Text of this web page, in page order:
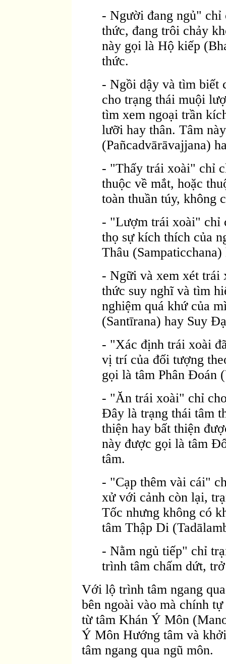
- Người đang ngủ" chỉ
thức, đang trôi chảy
này gọi là Hộ kiếp
thức.
- Ngồi dậy và tìm biết
cho trạng thái muội
tìm xem ngoại trần
lưỡi hay thân. Tâm
(Pañcadvārāvajjana)
- "Thấy trái xoài" chỉ
thuộc về mắt, hoặc
toàn thuần túy, không
- "Lượm trái xoài" chỉ
thọ sự kích thích của
Thâu
- Ngữi và xem xét trái
thức suy nghĩ và tìm
nghiệm quá khứ của
(Santīrana) hay Suy
- "Xác định trái xoài
vị trí của đối tượng
gọi là tâm Phân Ðoán
- "Ăn trái xoài" chỉ
Ðây là trạng thái tâm
thiện hay bất thiện
này được gọi là tâm
tâm.
- "Cạp thêm vài cái"
xử với cảnh còn lại,
Tốc nhưng không có
tâm Thập Di
- Nằm ngủ tiếp" chỉ
trình tâm chấm dứt,
Với lộ trình tâm ngang
bên ngoài vào mà chính
từ tâm Khán Ý Môn
Ý Môn Hướng tâm và
tâm ngang qua ngũ môn.